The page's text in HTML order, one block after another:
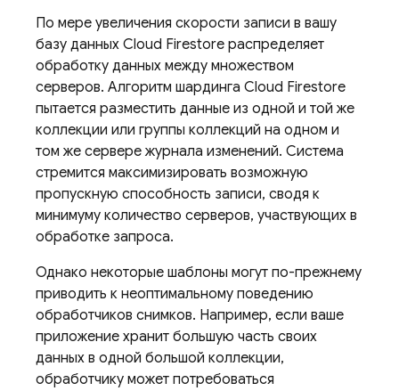
По мере увеличения скорости записи в вашу
базу данных Cloud Firestore распределяет
обработку данных между множеством
серверов. Алгоритм шардинга Cloud Firestore
пытается разместить данные из одной и той же
коллекции или группы коллекций на одном и
том же сервере журнала изменений. Система
стремится максимизировать возможную
пропускную способность записи, сводя к
минимуму количество серверов, участвующих в
обработке запроса.
Однако некоторые шаблоны могут по-прежнему
приводить к неоптимальному поведению
обработчиков снимков. Например, если ваше
приложение хранит большую часть своих
данных в одной большой коллекции,
обработчику может потребоваться